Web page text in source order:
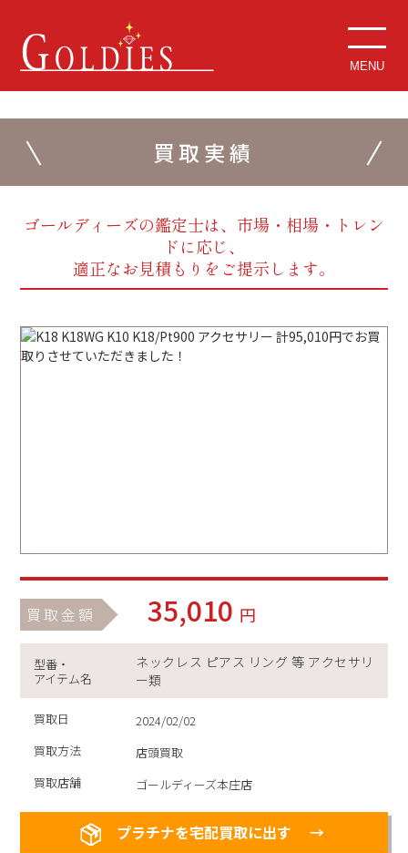
MENU
買取実績
ゴールディーズの鑑定士は、市場・相場・トレン
ドに応じ、
適正なお見積もりをご提示します。
買取金額 35,010 円
型番・
アイテム名
ネックレス ピアス リング 等 アクセサリ
ー類
買取日
2024/02/02
買取方法
店頭買取
買取店舗
ゴールディーズ本庄店
プラチナを宅配買取に出す